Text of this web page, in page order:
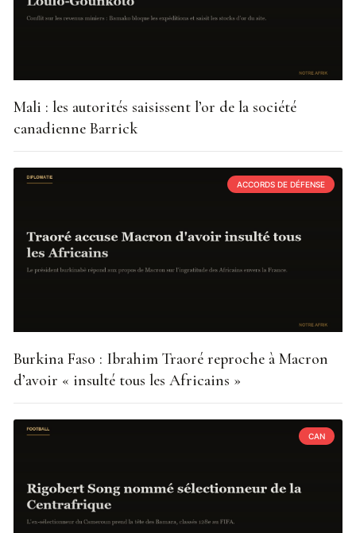
Mali : les autorités saisissent l’or de la société
canadienne Barrick
ACCORDS DE DÉFENSE
Burkina Faso : Ibrahim Traoré reproche à Macron
d’avoir « insulté tous les Africains »
CAN